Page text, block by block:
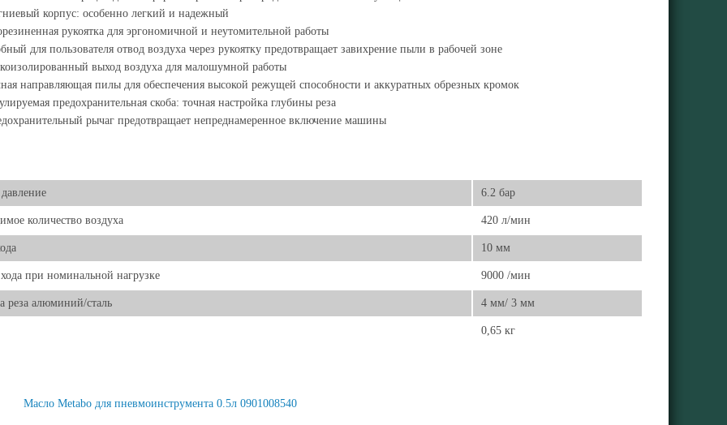
корпус: особенно легкий и надежный
рукоятка для эргономичной и неутомительной работы
для пользователя отвод воздуха через рукоятку предотвращает завихрение пыли в рабочей зоне
выход воздуха для малошумной работы
направляющая пилы для обеспечения высокой режущей способности и аккуратных обрезных кромок
предохранительная скоба: точная настройка глубины реза
рычаг предотвращает непреднамеренное включение машины
6.2 бар
количество воздуха 420 л/мин
10 мм
хода при номинальной нагрузке 9000 /мин
реза алюминий/сталь 4 мм/ 3 мм
0,65 кг
Масло Metabo для пневмоинструмента 0.5л 0901008540